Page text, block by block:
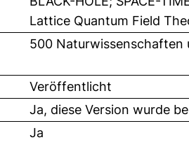
Lattice Quantum Field
500 Naturwissenschaften
Veröffentlicht
Ja, diese Version wurde
Ja